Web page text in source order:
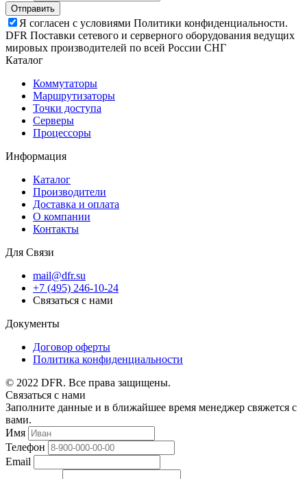
Отправить
Я согласен с условиями Политики конфиденциальности.
DFR Поставки сетевого и серверного оборудования ведущих
мировых производителей по всей России СНГ
Каталог
Коммутаторы
Маршрутизаторы
Точки доступа
Серверы
Процессоры
Информация
Каталог
Производители
Доставка и оплата
О компании
Контакты
Для Связи
mail@dfr.su
+7 (495) 246-10-24
Связаться с нами
Документы
Договор оферты
Политика конфиденциальности
© 2022 DFR. Все права защищены.
Связаться с нами
Заполните данные и в ближайшее время менеджер свяжется с
вами.
Имя
Телефон
Email